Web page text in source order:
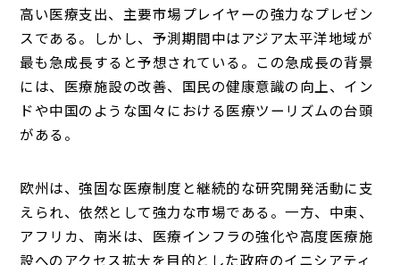
高い医療支出、主要市場プレイヤーの強力なプレゼン
スである。しかし、予測期間中はアジア太平洋地域が
最も急成長すると予想されている。この急成長の背景
には、医療施設の改善、国民の健康意識の向上、イン
ドや中国のような国々における医療ツーリズムの台頭
がある。
欧州は、強固な医療制度と継続的な研究開発活動に支
えられ、依然として強力な市場である。一方、中東、
アフリカ、南米は、医療インフラの強化や高度医療施
設へのアクセス拡大を目的とした政府のイニシアティ